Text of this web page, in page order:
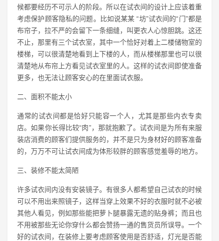
候都要经历不可示人的阶段。所以在试衣间的设计上应该着重
考虑保护顾客隐私的问题。比如说某某 “坊”试衣间的“门”都是
布帘子，拉不严的会留下一条细缝，叫更衣人心惊胆跳。这还
不止，那里有三个试衣室，其中一个恰好对着上二楼储物室的
楼梯，可以很清楚地看到上下楼的人，而从楼梯那里也可以很
清楚地从布帘上方看见试衣室里的人。这样的试衣间即使准备
更多，也无法让顾客安心的在里面试衣服。
二、面积不能太小
通常的试衣间都是恰好只能容一个人，尤其是那些内衣专卖
店。如果你长得比较“肉”，那就抱歉了。试衣间是为所有来服
装店消费的顾客们提供服务的，并不是只为身材好的顾客准备
的，万万不可让试衣间成为体形较胖的顾客感觉羞辱的地方。
三、装修不能太简陋
许多试衣间内没有安装镜子。有很多人都希望自己试衣的时候
可以不用出来照镜子，这样当穿上效果不好的衣服时就不必被
其他人看见，例如那些能把萝卜腿暴露无遗的贴身裤；而且也
不用被那些无论你穿什么都会赞扬一通的售货员所误导。一个
好的试衣间，在装修上要考虑顾客使用是否舒适，灯光是否能